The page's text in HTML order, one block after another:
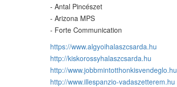
- Antal Pincészet
- Arizona MPS
- Forte Communication
https://www.algyoihalaszcsarda.hu
http://kiskorossyhalaszcsarda.hu
http://www.jobbmintotthonkisvendeglo.hu
http://www.illespanzio-vadaszetterem.hu